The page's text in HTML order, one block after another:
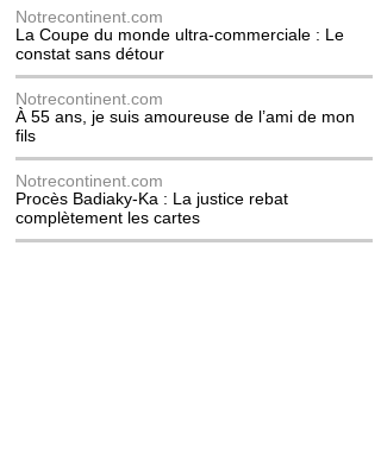
Notrecontinent.com
La Coupe du monde ultra-commerciale : Le
constat sans détour
Notrecontinent.com
À 55 ans, je suis amoureuse de l’ami de mon
fils
Notrecontinent.com
Procès Badiaky-Ka : La justice rebat
complètement les cartes